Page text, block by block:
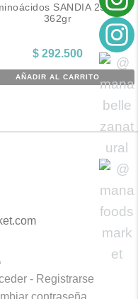
SANDIA 25serv
362gr
$292.500
AÑADIR AL CARRITO
- Registrarse
contraseña